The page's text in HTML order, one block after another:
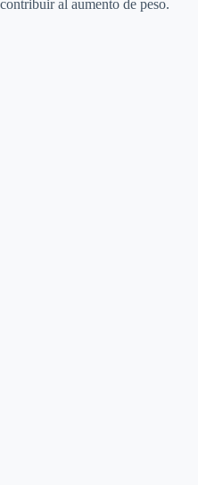
contribuir al aumento de peso.